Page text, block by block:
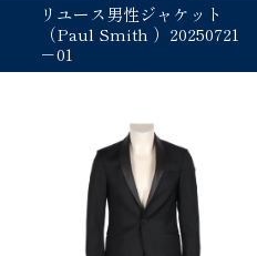
リユース男性ジャケット
（Paul Smith ）20250721
－01